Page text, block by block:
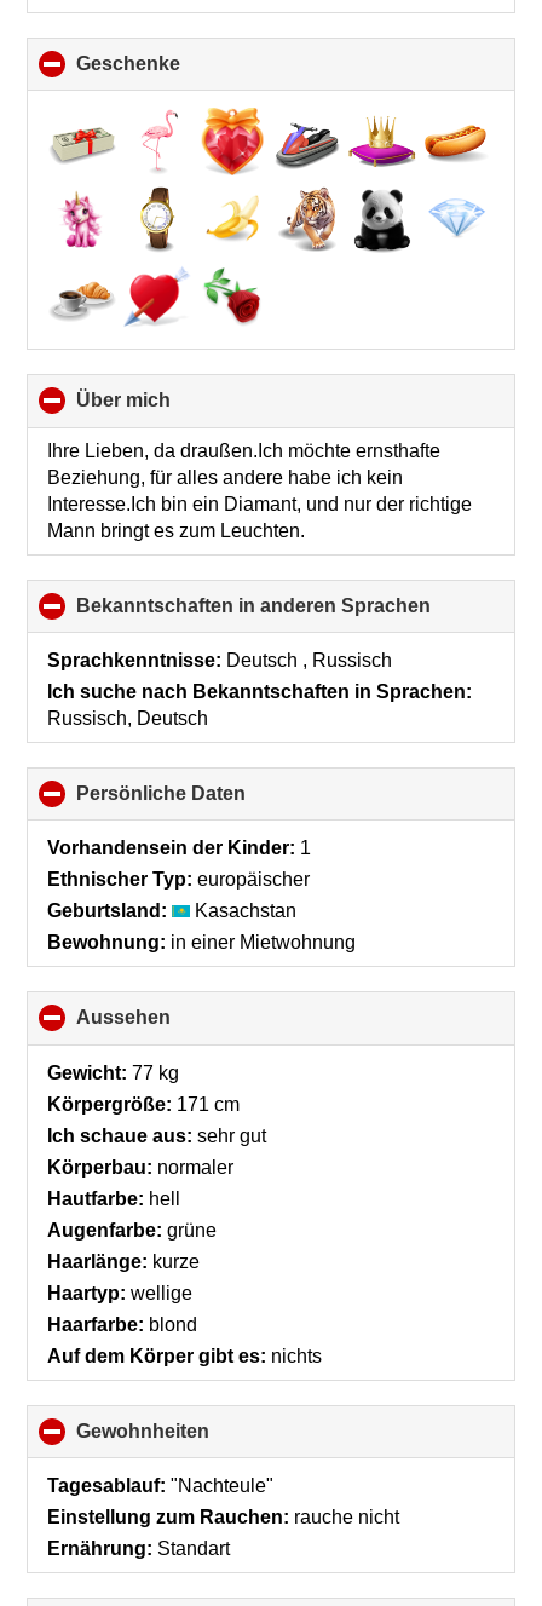
Geschenke
to
collapse
contents
Über mich
to
collapse
contents
Ihre Lieben, da draußen.Ich möchte ernsthafte
Beziehung, für alles andere habe ich kein
Interesse.Ich bin ein Diamant, und nur der richtige
Mann bringt es zum Leuchten.
Bekanntschaften in anderen Sprachen
to
Sprachkenntnisse: Deutsch , Russisch
Ich suche nach Bekanntschaften in Sprachen:
Russisch, Deutsch
Persönliche Daten
to
collapse
Vorhandensein der Kinder: 1
Ethnischer Typ: europäischer
Geburtsland:
Kasachstan
Bewohnung: in einer Mietwohnung
Aussehen
to
collapse
contents
Gewicht: 77 kg
Körpergröße: 171 cm
Ich schaue aus: sehr gut
Körperbau: normaler
Hautfarbe: hell
Augenfarbe: grüne
Haarlänge: kurze
Haartyp: wellige
Haarfarbe: blond
Auf dem Körper gibt es: nichts
Gewohnheiten
to
collapse
Tagesablauf: "Nachteule"
Einstellung zum Rauchen: rauche nicht
Ernährung: Standart